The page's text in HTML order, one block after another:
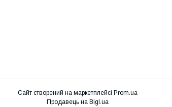
Сайт створений на маркетплейсі Prom.ua
Продавець на Bigl.ua